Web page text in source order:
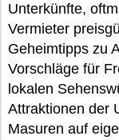
Unterkünfte,
Vermieter
Geheimtipps zu
Vorschläge für
lokalen
Attraktionen der
Masuren auf